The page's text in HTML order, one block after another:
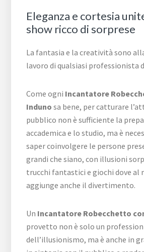
Eleganza e cortesia
show ricco di sorprese
La fantasia e la creatività sono
lavoro di qualsiasi professionista
Come ogni Incantatore
Induno sa bene, per catturare
pubblico non è sufficiente la
accademica e lo studio, ma è
saper coinvolgere le persone
grandi che siano, con illusioni
trucchi fantastici e giochi dove al
aggiunge anche il divertimento.
Un Incantatore Robecchetto
provetto non è solo un
dell’illusionismo, ma è anche in